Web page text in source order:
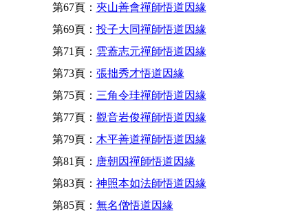
第67頁： 夾山善會禪師悟道因緣
第69頁： 投子大同禪師悟道因緣
第71頁： 雲蓋志元禪師悟道因緣
第73頁： 張拙秀才悟道因緣
第75頁： 三角令珪禪師悟道因緣
第77頁： 觀音岩俊禪師悟道因緣
第79頁： 木平善道禪師悟道因緣
第81頁： 唐朝因禪師悟道因緣
第83頁： 神照本如法師悟道因緣
第85頁： 無名僧悟道因緣